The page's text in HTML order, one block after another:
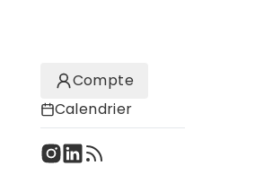
Compte
Calendrier